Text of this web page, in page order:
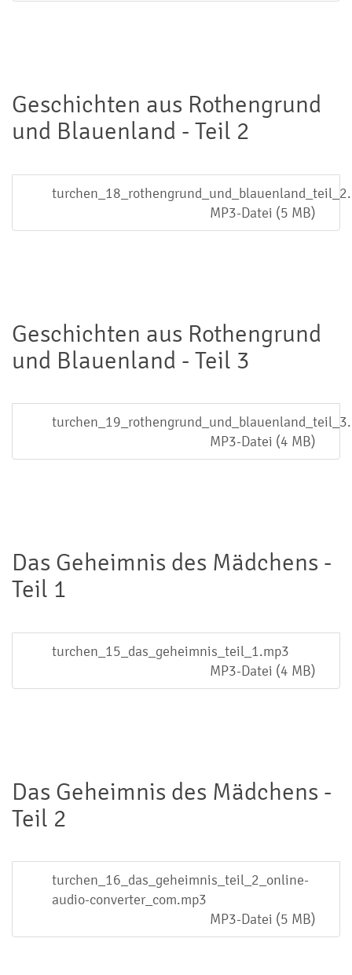
Geschichten aus Rothengrund
und Blauenland - Teil 2
MP3-Datei (5 MB)
Geschichten aus Rothengrund
und Blauenland - Teil 3
MP3-Datei (4 MB)
Das Geheimnis des Mädchens -
Teil 1
turchen_15_das_geheimnis_teil_1.mp3
MP3-Datei (4 MB)
Das Geheimnis des Mädchens -
Teil 2
turchen_16_das_geheimnis_teil_2_online-
audio-converter_com.mp3
MP3-Datei (5 MB)